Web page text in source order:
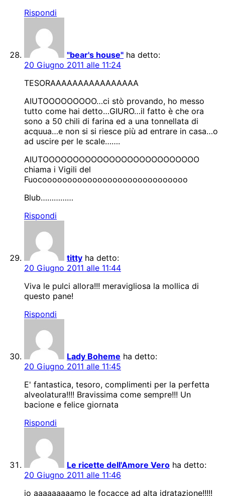
Rispondi
"bear's house" ha detto:
20 Giugno 2011 alle 11:24
TESORAAAAAAAAAAAAAAAA
AIUTOOOOOOOOO…ci stò provando, ho messo
tutto come hai detto…GIURO…il fatto è che ora
sono a 50 chili di farina ed a una tonnellata di
acquua…e non si si riesce più ad entrare in casa…o
ad uscire per le scale…….
AIUTOOOOOOOOOOOOOOOOOOOOOOOOOO
chiama i Vigili del
Fuocooooooooooooooooooooooooooooo
Blub……………
Rispondi
titty ha detto:
20 Giugno 2011 alle 11:44
Viva le pulci allora!!! meravigliosa la mollica di
questo pane!
Rispondi
Lady Boheme ha detto:
20 Giugno 2011 alle 11:45
E' fantastica, tesoro, complimenti per la perfetta
alveolatura!!!! Bravissima come sempre!!! Un
bacione e felice giornata
Rispondi
Le ricette dell'Amore Vero ha detto:
20 Giugno 2011 alle 11:46
io aaaaaaaaamo le focacce ad alta idratazione!!!!!